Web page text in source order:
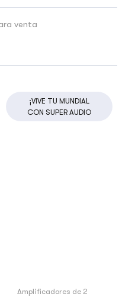
venta
Amplificadores de 2
¡VIVE TU MUNDIAL
CON SUPER AUDIO